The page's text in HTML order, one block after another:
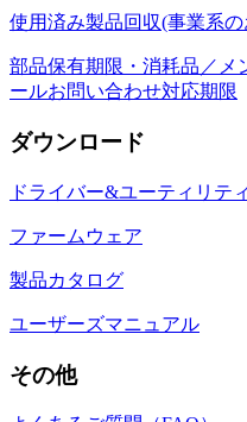
使用済み製品回収(事業系
部品保有期限・消耗品／メ
ールお問い合わせ対応期限
ダウンロード
ドライバー&ユーティリテ
ファームウェア
製品カタログ
ユーザーズマニュアル
その他